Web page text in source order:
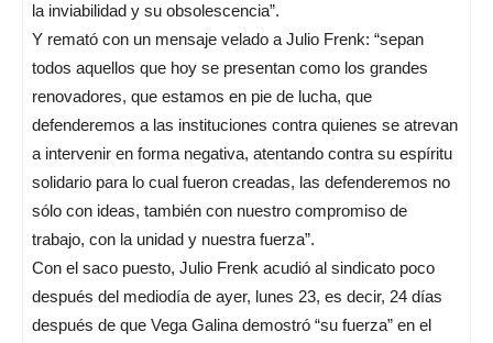
la inviabilidad y su obsolescencia”.
Y remató con un mensaje velado a Julio Frenk: “sepan
todos aquellos que hoy se presentan como los grandes
renovadores, que estamos en pie de lucha, que
defenderemos a las instituciones contra quienes se atrevan
a intervenir en forma negativa, atentando contra su espíritu
solidario para lo cual fueron creadas, las defenderemos no
sólo con ideas, también con nuestro compromiso de
trabajo, con la unidad y nuestra fuerza”.
Con el saco puesto, Julio Frenk acudió al sindicato poco
después del mediodía de ayer, lunes 23, es decir, 24 días
después de que Vega Galina demostró “su fuerza” en el